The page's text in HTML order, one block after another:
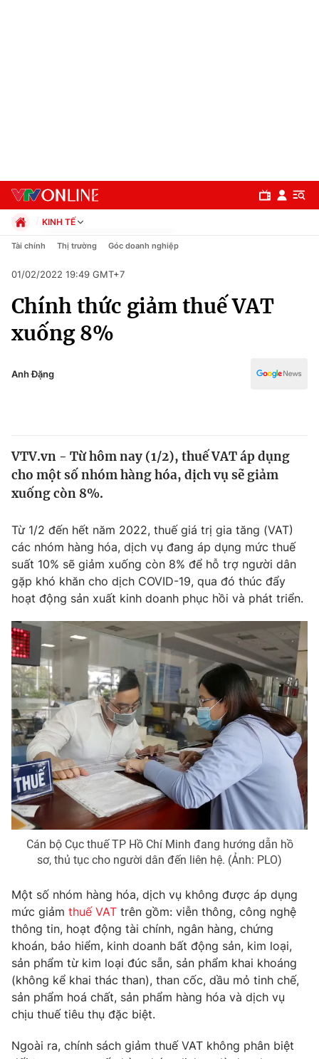
Chuyên mục
Chính trị
Thế giới
Thế giới đó đây
Câu chuyện quốc tế
Kinh tế
Tài chính
Thị trường
Dữ liệu và đời sống
Phim VTV
Hậu trường
Nhân vật
Khán giả
Giải sao mai
Giải trí
Điện ảnh
Âm nhạc
Sao
Đời sống
Du lịch
Làm đẹp
Chất lượng cuộc sống
Giáo dục
Tuyển sinh
Học trực tuyến
Công nghệ
Hitech Công nghệ tương lai
Thị trường
Tư vấn
Giao lưu trực tuyến
Lịch phát sóng
Chuyên mục khác
Emagazine Podcast
Photo Infographic
Video Shorts video
KINH TẾ
Chính trị
Pháp luật
Kinh tế
Thể thao
Truyền hình
Y tế
Tài chính Thị trường Góc doanh nghiệp
01/02/2022 19:49 GMT+7
Chính thức giảm thuế VAT
xuống 8%
Anh Đặng
VTV.vn - Từ hôm nay (1/2), thuế VAT áp dụng
cho một số nhóm hàng hóa, dịch vụ sẽ giảm
xuống còn 8%.
Từ 1/2 đến hết năm 2022, thuế giá trị gia tăng (VAT)
các nhóm hàng hóa, dịch vụ đang áp dụng mức thuế
suất 10% sẽ giảm xuống còn 8% để hỗ trợ người dân
gặp khó khăn cho dịch COVID-19, qua đó thúc đẩy
hoạt động sản xuất kinh doanh phục hồi và phát triển.
Cán bộ Cục thuế TP Hồ Chí Minh đang hướng dẫn hồ
sơ, thủ tục cho người dân đến liên hệ. (Ảnh: PLO)
Một số nhóm hàng hóa, dịch vụ không được áp dụng
mức giảm thuế VAT trên gồm: viễn thông, công nghệ
thông tin, hoạt động tài chính, ngân hàng, chứng
khoán, bảo hiểm, kinh doanh bất động sản, kim loại,
sản phẩm từ kim loại đúc sẵn, sản phẩm khai khoáng
(không kể khai thác than), than cốc, dầu mỏ tinh chế,
sản phẩm hoá chất, sản phẩm hàng hóa và dịch vụ
chịu thuế tiêu thụ đặc biệt.
Ngoài ra, chính sách giảm thuế VAT không phân biệt